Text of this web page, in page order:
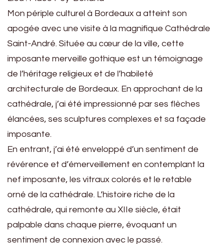
Mon périple culturel à Bordeaux a atteint son
apogée avec une visite à la magnifique Cathédrale
Saint-André. Située au cœur de la ville, cette
imposante merveille gothique est un témoignage
de l’héritage religieux et de l’habileté
architecturale de Bordeaux. En approchant de la
cathédrale, j’ai été impressionné par ses flèches
élancées, ses sculptures complexes et sa façade
imposante.
En entrant, j’ai été enveloppé d’un sentiment de
révérence et d’émerveillement en contemplant la
nef imposante, les vitraux colorés et le retable
orné de la cathédrale. L’histoire riche de la
cathédrale, qui remonte au XIIe siècle, était
palpable dans chaque pierre, évoquant un
sentiment de connexion avec le passé.